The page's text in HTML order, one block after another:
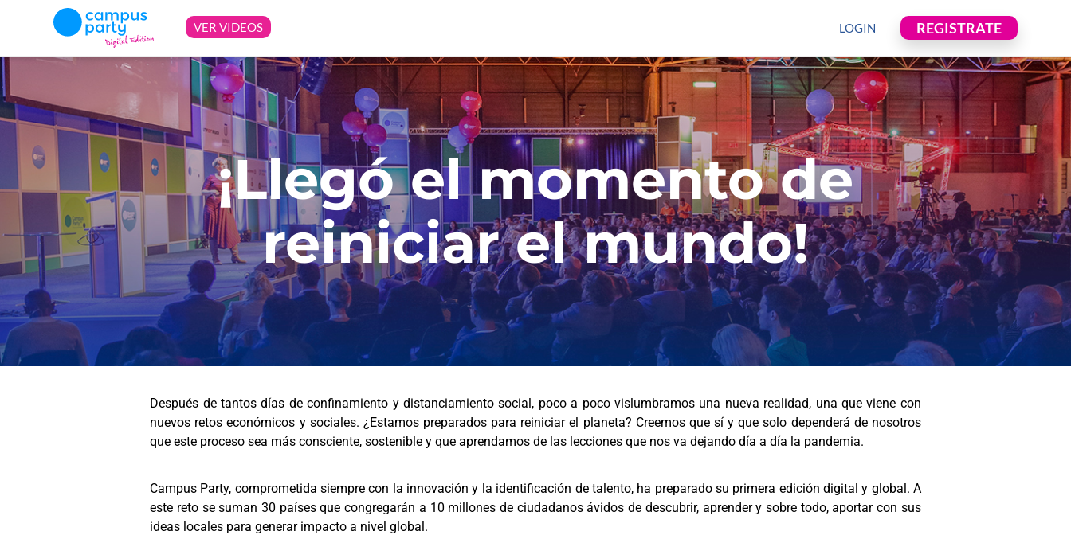
¡Llegó el momento de
reiniciar el mundo!
Después de tantos días de confinamiento y distanciamiento social, poco a poco vislumbramos una nueva realidad, una que viene con
nuevos retos económicos y sociales. ¿Estamos preparados para reiniciar el planeta? Creemos que sí y que solo dependerá de nosotros
que este proceso sea más consciente, sostenible y que aprendamos de las lecciones que nos va dejando día a día la pandemia.
Campus Party, comprometida siempre con la innovación y la identificación de talento, ha preparado su primera edición digital y global. A
este reto se suman 30 países que congregarán a 10 millones de ciudadanos ávidos de descubrir, aprender y sobre todo, aportar con sus
ideas locales para generar impacto a nivel global.